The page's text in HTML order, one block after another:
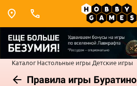
Каталог Настольные игры Детские игры
Правила игры Буратино